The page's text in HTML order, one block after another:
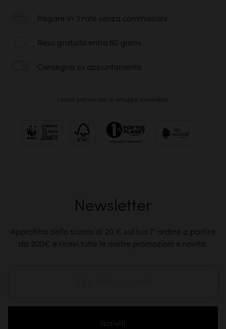
Pagare in 3 rate senza commissioni
Reso gratuito entro 60 giorni
Consegna su appuntamento
I nostri partner per lo sviluppo sostenibile
Newsletter
Approfitta dello sconto di 20 € sul tuo 1° ordine a partire
da 200€ e ricevi tutte le nostre promozioni e novità.
Iscriviti